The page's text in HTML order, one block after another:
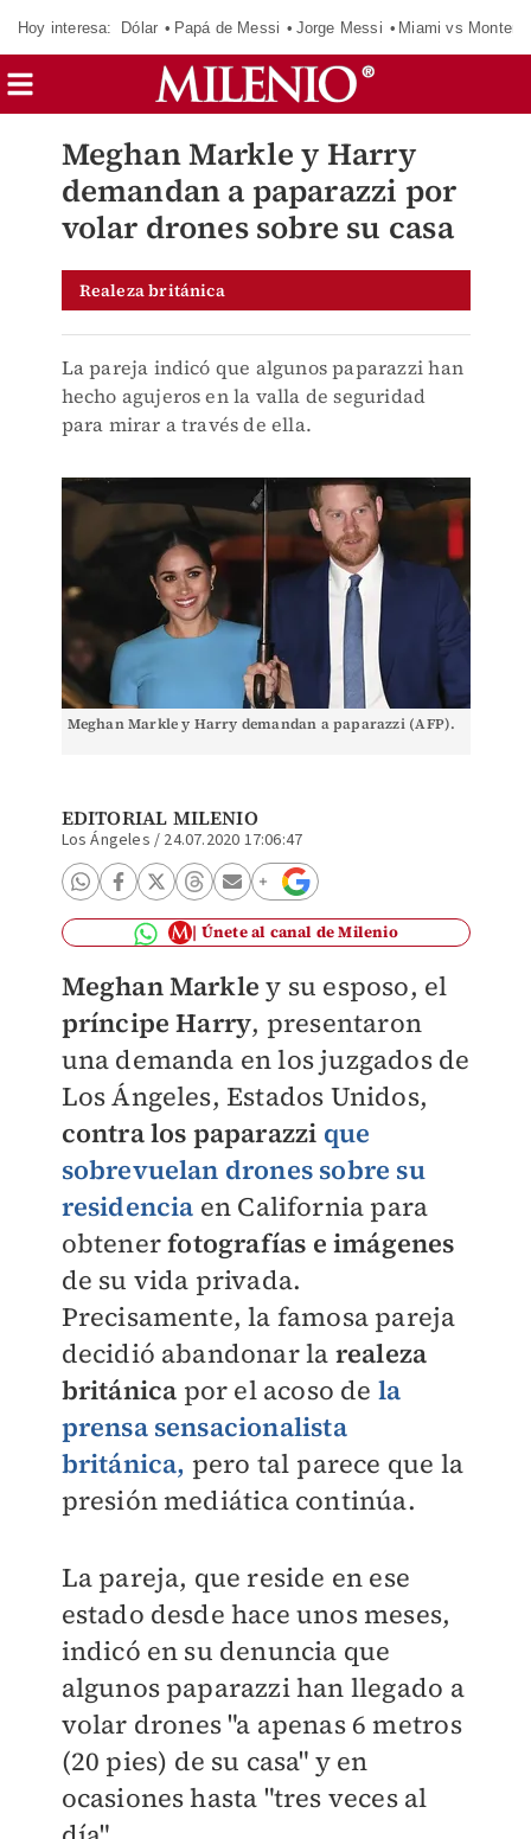
Hoy interesa: Dólar Papá de Messi Jorge Messi Miami vs
Meghan Markle y Harry
demandan a paparazzi por
volar drones sobre su casa
Realeza británica
La pareja indicó que algunos paparazzi han
hecho agujeros en la valla de seguridad
para mirar a través de ella.
Meghan Markle y Harry demandan a paparazzi (AFP).
EDITORIAL MILENIO
Los Ángeles / 24.07.2020 17:06:47
Únete al canal de Milenio
Meghan Markle y su esposo, el
príncipe Harry, presentaron
una demanda en los juzgados de
Los Ángeles, Estados Unidos,
contra los paparazzi que
sobrevuelan drones sobre su
residencia en California para
obtenerfotografías e imágenes
de su vida privada.
Precisamente, la famosa pareja
decidió abandonar la realeza
británica por el acoso de la
prensa sensacionalista
británica, pero tal parece que la
presión mediática continúa.
La pareja, que reside en ese
estado desde hace unos meses,
indicó en su denuncia que
algunos paparazzi han llegado a
volar drones "a apenas 6 metros
(20 pies) de su casa" y en
ocasiones hasta "tres veces al